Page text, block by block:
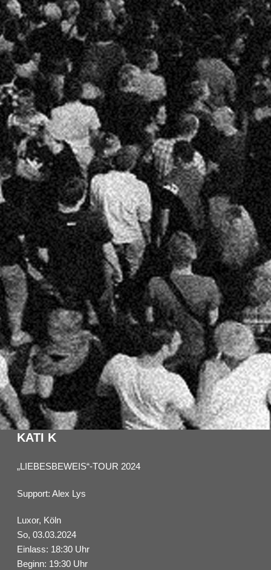
KATI K
„LIEBESBEWEIS“-TOUR 2024
Support: Alex Lys
Luxor, Köln
So, 03.03.2024
Einlass: 18:30 Uhr
Beginn: 19:30 Uhr